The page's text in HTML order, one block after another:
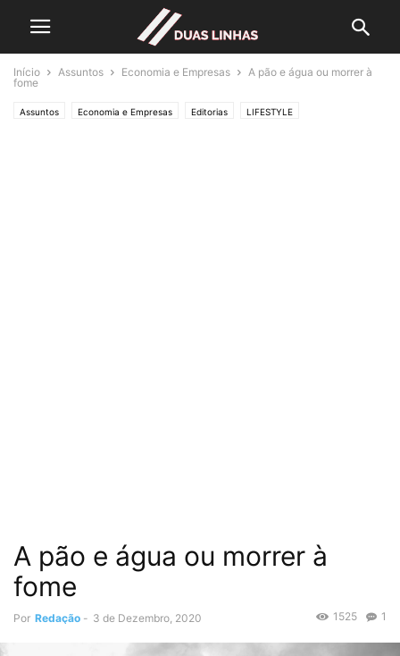
Início Assuntos Economia e Empresas
A pão e água ou morrer à
fome
Assuntos Economia e Empresas Editorias LIFESTYLE
A pão e água ou morrer à
fome
Por Redação - 3 de Dezembro, 2020 1
1525